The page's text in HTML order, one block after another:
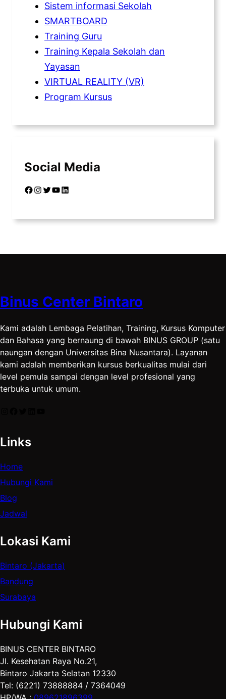
Sistem informasi Sekolah
SMARTBOARD
Training Guru
Training Kepala Sekolah dan
Yayasan
VIRTUAL REALITY (VR)
Program Kursus
Social Media
Facebook Instagram Twitter YouTube LinkedIn
Binus Center Bintaro
Kami adalah Lembaga Pelatihan, Training, Kursus Komputer
dan Bahasa yang bernaung di bawah BINUS GROUP (satu
naungan dengan Universitas Bina Nusantara). Layanan
kami adalah memberikan kursus berkualitas mulai dari
level pemula sampai dengan level profesional yang
terbuka untuk umum.
Links
Home
Hubungi Kami
Blog
Jadwal
Lokasi Kami
Bintaro (Jakarta)
Bandung
Surabaya
Hubungi Kami
BINUS CENTER BINTARO
Jl. Kesehatan Raya No.21,
Bintaro Jakarta Selatan 12330
Tel: (6221) 73888884 / 7364049